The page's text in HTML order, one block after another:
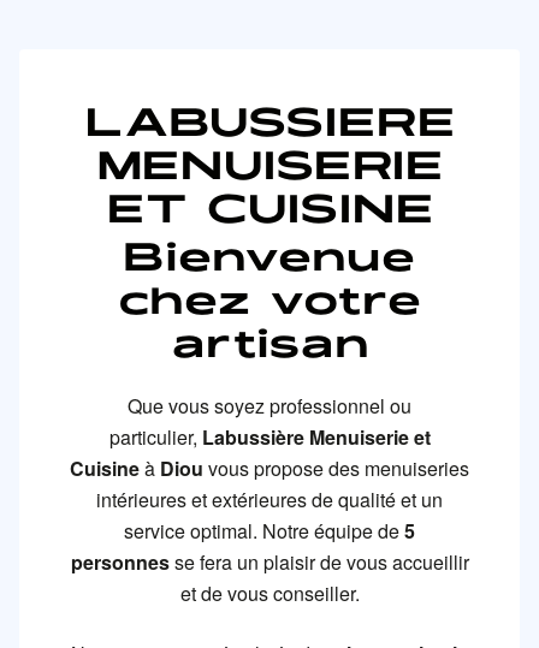
LABUSSIERE
MENUISERIE
ET CUISINE
Bienvenue
chez votre
artisan
Que vous soyez professionnel ou
particulier, LabussièreMenuiserie et
Cuisineà Diou vous propose des menuiseries
intérieures et extérieures de qualité et un
service optimal. Notre équipe de5
personnesse fera un plaisir de vous accueillir
et de vous conseiller.